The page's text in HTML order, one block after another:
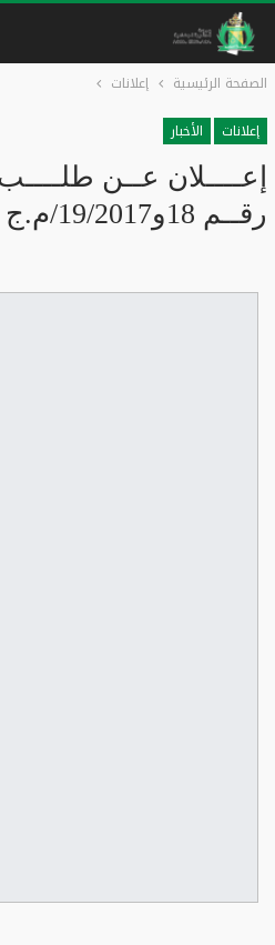
الصفحة الرئيسية
إعلانات
إعلانات
الأخبار
إعــــلان عــن
رقــم 18و19/2017/م.ج